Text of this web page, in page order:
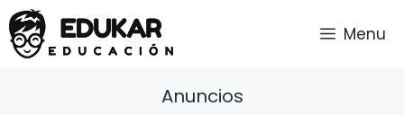
Saltar
al
contenido
Menu
Anuncios